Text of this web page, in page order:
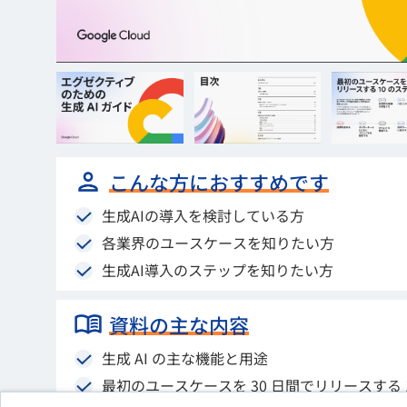
こんな方におすすめです
生成AIの導入を検討している方
各業界のユースケースを知りたい方
生成AI導入のステップを知りたい方
資料の主な内容
生成 AI の主な機能と用途
最初のユースケースを 30 日間でリリースす